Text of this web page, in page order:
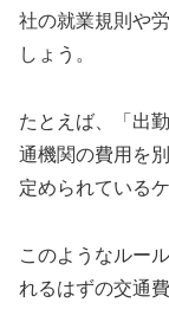
社の就業規則や
しょう。
たとえば、「出
通機関の費用を
定められている
このようなルー
れるはずの交通